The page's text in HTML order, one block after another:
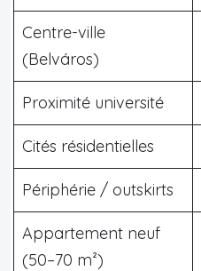
Centre-ville
(Belváros)
Proximité université
Cités résidentielles
Périphérie / outskirts
Appartement neuf
(50–70 m²)